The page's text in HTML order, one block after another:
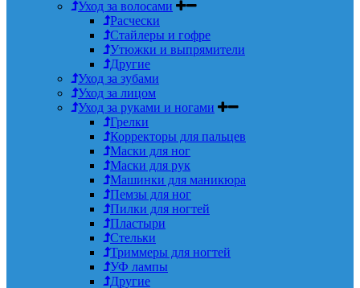
Уход за волосами
Расчески
Стайлеры и гофре
Утюжки и выпрямители
Другие
Уход за зубами
Уход за лицом
Уход за руками и ногами
Грелки
Корректоры для пальцев
Маски для ног
Маски для рук
Машинки для маникюра
Пемзы для ног
Пилки для ногтей
Пластыри
Стельки
Триммеры для ногтей
УФ лампы
Другие